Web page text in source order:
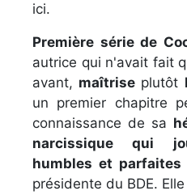
ici.
Première série de
autrice qui n'avait fait
avant, maîtrise plutôt
un premier chapitre
connaissance de sa
narcissique qui
humbles et parfaites
présidente du BDE.